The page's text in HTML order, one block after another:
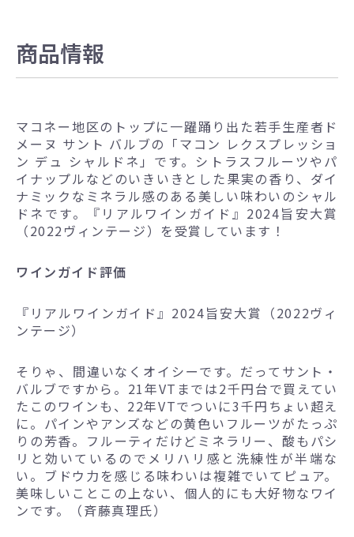
商品情報
マコネー地区のトップに一躍踊り出た若手生産者ド
メーヌ サント バルブの「マコン レクスプレッショ
ン デュ シャルドネ」です。シトラスフルーツやパ
イナップルなどのいきいきとした果実の香り、ダイ
ナミックなミネラル感のある美しい味わいのシャル
ドネです。『リアルワインガイド』2024旨安大賞
（2022ヴィンテージ）を受賞しています！
ワインガイド評価
『リアルワインガイド』2024旨安大賞（2022ヴィ
ンテージ）
そりゃ、間違いなくオイシーです。だってサント・
バルブですから。21年VTまでは2千円台で買えてい
たこのワインも、22年VTでついに3千円ちょい超え
に。パインやアンズなどの黄色いフルーツがたっぷ
りの芳香。フルーティだけどミネラリー、酸もパシ
リと効いているのでメリハリ感と洗練性が半端な
い。ブドウ力を感じる味わいは複雑でいてピュア。
美味しいことこの上ない、個人的にも大好物なワイ
ンです。（斉藤真理氏）